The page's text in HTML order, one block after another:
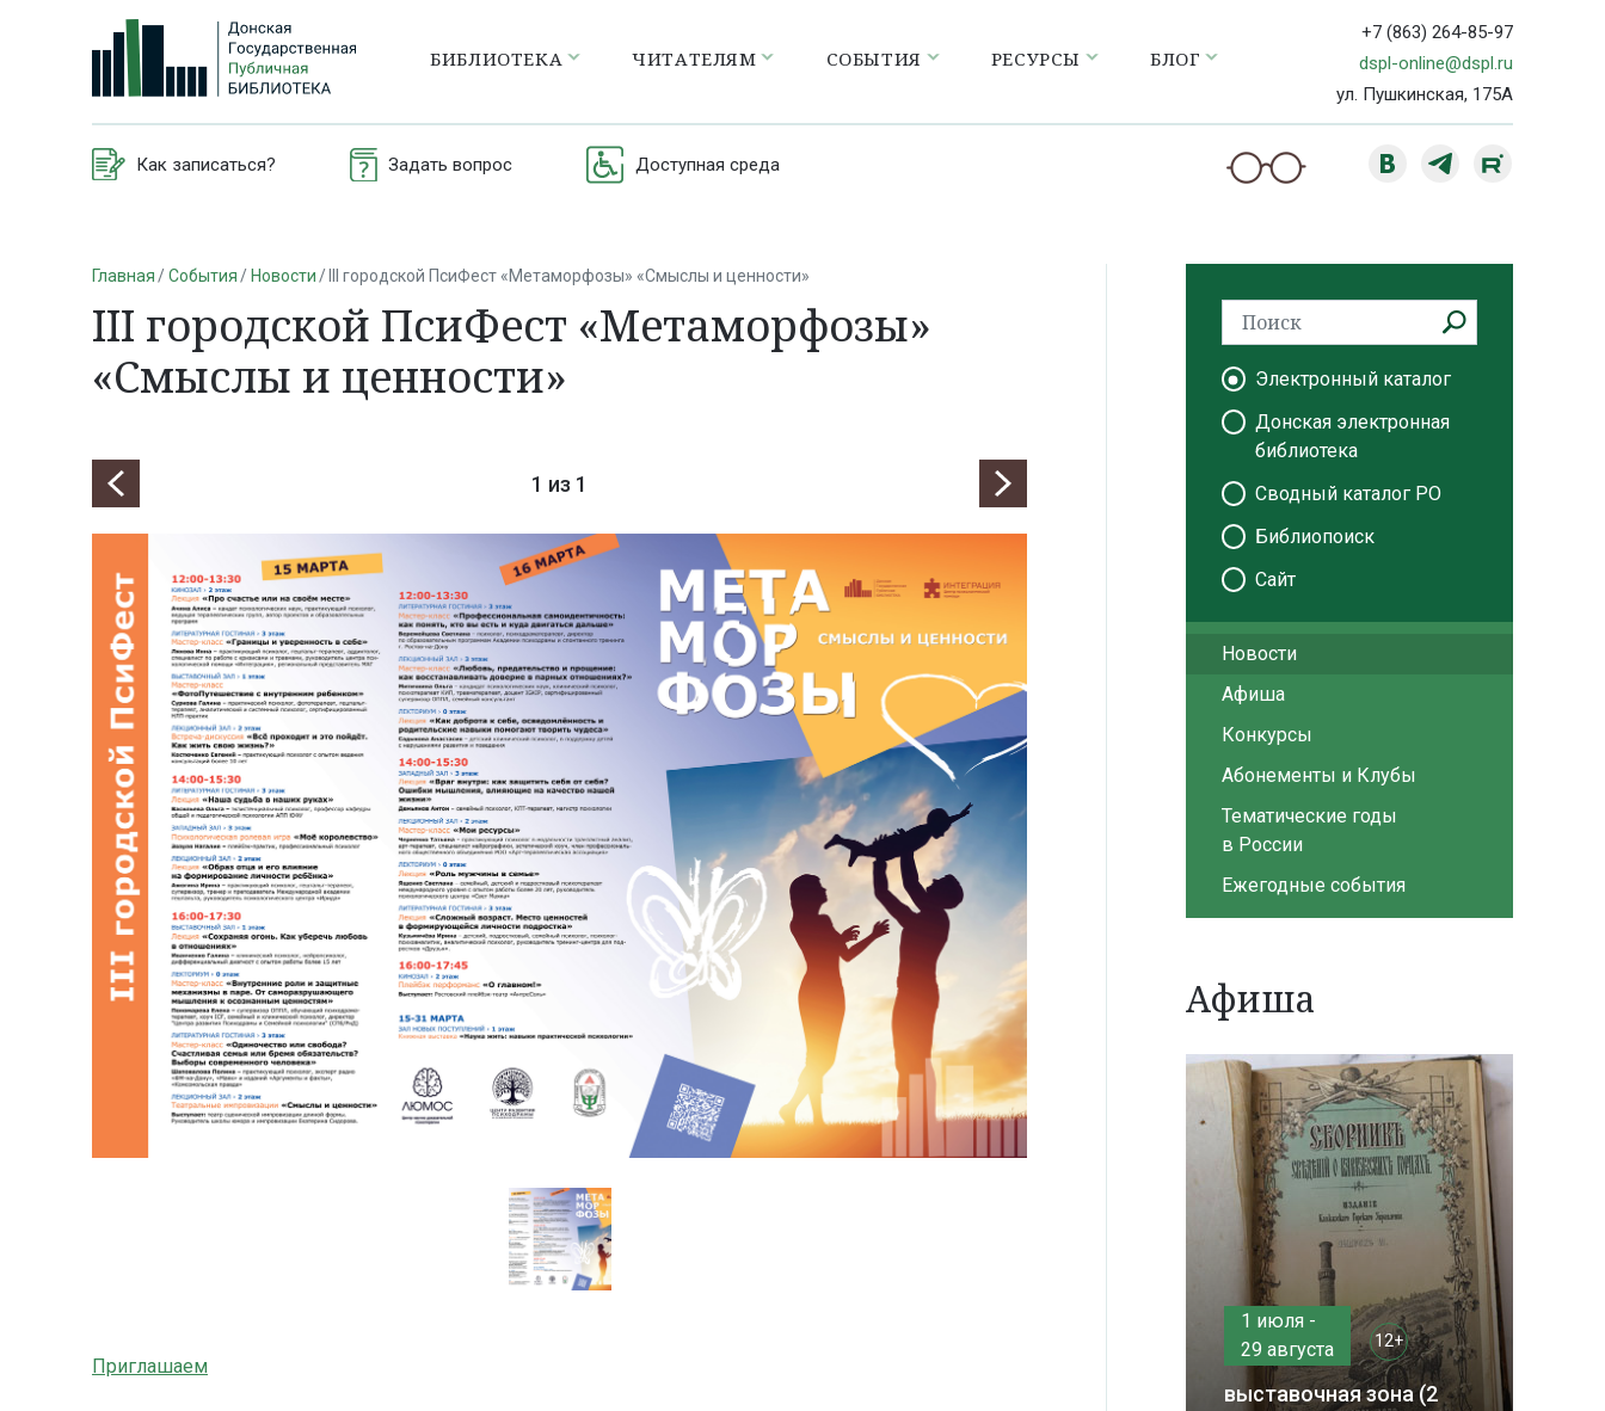
БИБЛИОТЕКА ЧИТАТЕЛЯМ СОБЫТИЯ РЕСУРСЫ БЛОГ
+7 (863) 264-85-97
dspl-online@dspl.ru
ул. Пушкинская, 175А
Как записаться? Задать вопрос Доступная среда
Главная События Новости III городской ПсиФест «Метаморфозы» «Смыслы и ценности»
III городской ПсиФест «Метаморфозы»
«Смыслы и ценности»
1 из 1
Приглашаем
Электронный каталог
Донская электронная
библиотека
Сводный каталог РО
Библиопоиск
Сайт
Новости
Афиша
Конкурсы
Абонементы и Клубы
Тематические годы
в России
Ежегодные события
Афиша
1 июля -
29 августа
12+
выставочная зона (2